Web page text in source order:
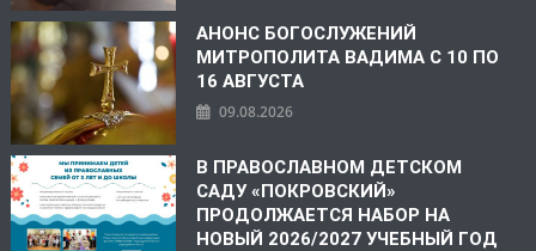
АНОНС БОГОСЛУЖЕНИЙ
МИТРОПОЛИТА ВАДИМА С 10 ПО
16 АВГУСТА
09.08.2026
В ПРАВОСЛАВНОМ ДЕТСКОМ
САДУ «ПОКРОВСКИЙ»
ПРОДОЛЖАЕТСЯ НАБОР НА
НОВЫЙ 2026/2027 УЧЕБНЫЙ ГОД